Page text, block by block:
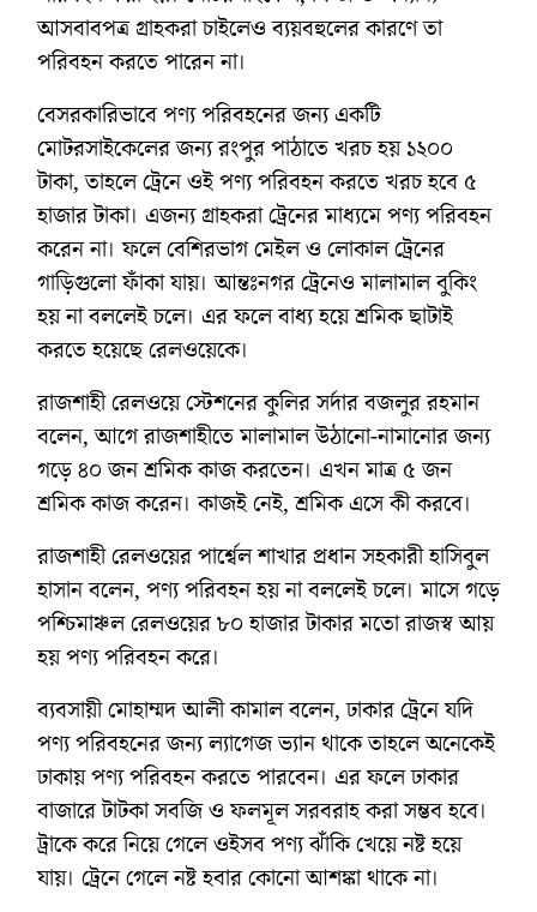
আসবাবপত্র গ্রাহকরা চাইলেও ব্যয়বহুলের কারণে তা
পরিবহন করতে পারেন না।
বেসরকারিভাবে পণ্য পরিবহনের জন্য একটি
মোটরসাইকেলের জন্য রংপুর পাঠাতে খরচ হয় ১২০০
টাকা, তাহলে ট্রেনে ওই পণ্য পরিবহন করতে খরচ হবে ৫
হাজার টাকা। এজন্য গ্রাহকরা ট্রেনের মাধ্যমে পণ্য পরিবহন
করেন না। ফলে বেশিরভাগ মেইল ও লোকাল ট্রেনের
গাড়িগুলো ফাঁকা যায়। আন্তঃনগর ট্রেনেও মালামাল বুকিং
হয় না বললেই চলে। এর ফলে বাধ্য হয়ে শ্রমিক ছাটাই
করতে হয়েছে রেলওয়েকে।
রাজশাহী রেলওয়ে স্টেশনের কুলির সর্দার বজলুর রহমান
বলেন, আগে রাজশাহীতে মালামাল উঠানো-নামানোর জন্য
গড়ে ৪০ জন শ্রমিক কাজ করতেন। এখন মাত্র ৫ জন
শ্রমিক কাজ করেন। কাজই নেই, শ্রমিক এসে কী করবে।
রাজশাহী রেলওয়ের পার্শ্বেল শাখার প্রধান সহকারী হাসিবুল
হাসান বলেন, পণ্য পরিবহন হয় না বললেই চলে। মাসে গড়ে
পশ্চিমাঞ্চল রেলওয়ের ৮০ হাজার টাকার মতো রাজস্ব আয়
হয় পণ্য পরিবহন করে।
ব্যবসায়ী মোহাম্মদ আলী কামাল বলেন, ঢাকার ট্রেনে যদি
পণ্য পরিবহনের জন্য ল্যাগেজ ভ্যান থাকে তাহলে অনেকেই
ঢাকায় পণ্য পরিবহন করতে পারবেন। এর ফলে ঢাকার
বাজারে টাটকা সবজি ও ফলমূল সরবরাহ করা সম্ভব হবে।
ট্রাকে করে নিয়ে গেলে ওইসব পণ্য ঝাঁকি খেয়ে নষ্ট হয়ে
যায়। ট্রেনে গেলে নষ্ট হবার কোনো আশঙ্কা থাকে না।